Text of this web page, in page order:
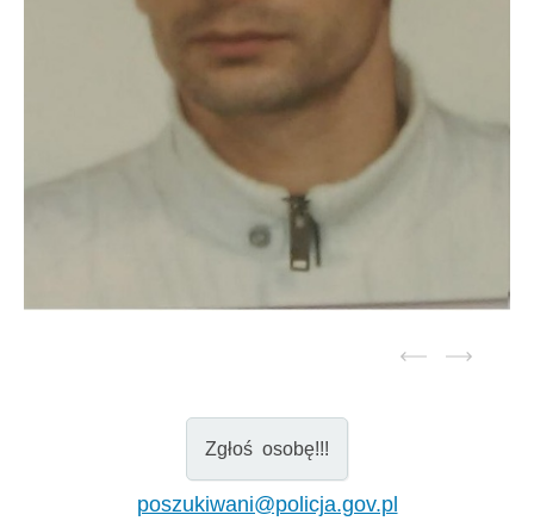
Zgłoś osobę!!!
poszukiwani@policja.gov.pl